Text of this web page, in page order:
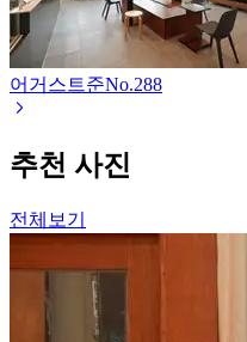
어거스트준No.288
추천 사진
전체보기